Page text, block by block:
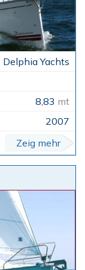
Delphia Yachts
8,83 mt
2007
Zeig mehr